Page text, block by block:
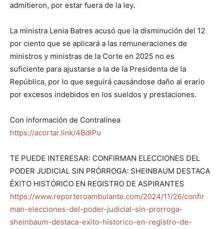
admitieron, por estar fuera de la ley.
La ministra Lenia Batres acusó que la disminución del 12
por ciento que se aplicará a las remuneraciones de
ministros y ministras de la Corte en 2025 no es
suficiente para ajustarse a la de la Presidenta de la
República, por lo que seguirá causándose daño al erario
por excesos indebidos en los sueldos y prestaciones.
Con información de Contralínea
https://acortar.link/4BdlPu
TE PUEDE INTERESAR: CONFIRMAN ELECCIONES DEL
PODER JUDICIAL SIN PRÓRROGA: SHEINBAUM DESTACA
ÉXITO HISTÓRICO EN REGISTRO DE ASPIRANTES
https://www.reporteroambulante.com/2024/11/26/confir
man-elecciones-del-poder-judicial-sin-prorroga-
sheinbaum-destaca-exito-historico-en-registro-de-